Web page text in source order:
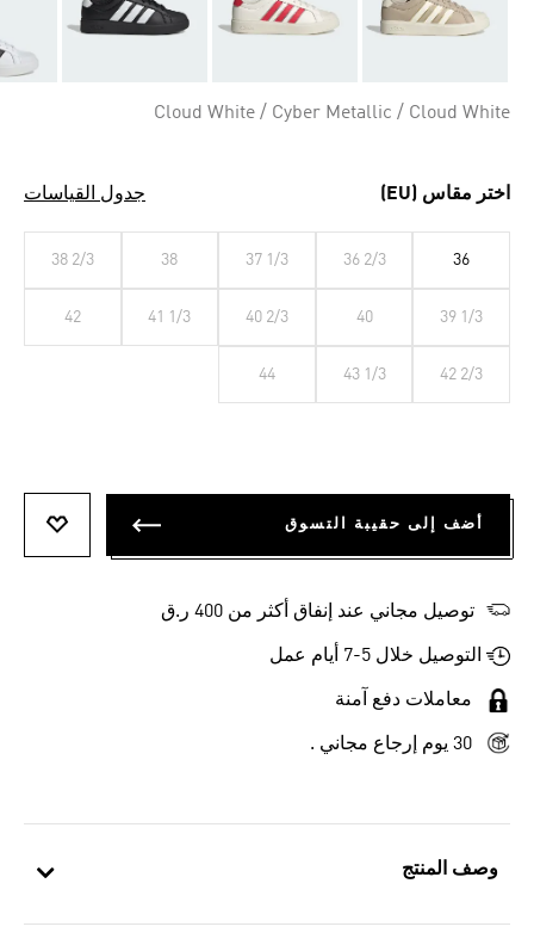
وصف المنتج
Cloud White / Cyber Metallic / Cloud White
اختر مقاس (EU) جدول القياسات
36
36 2/3
37 1/3
38
38 2/3
39 1/3
40
40 2/3
41 1/3
42
42 2/3
43 1/3
44
أضف إلى حقيبة التسوق
توصيل مجاني عند إنفاق أكثر من 400 ر.ق
التوصيل خلال 5-7 أيام عمل
معاملات دفع آمنة